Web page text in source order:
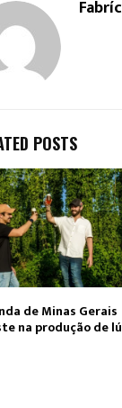
POSTS
de Minas Gerais
na produção de